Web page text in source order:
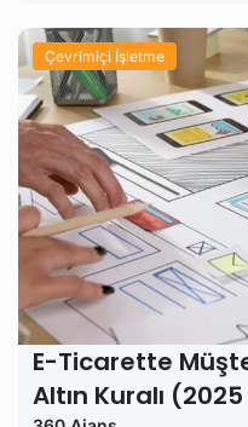
Çevrimiçi İşletme
E-Ticarette
Altın Kuralı